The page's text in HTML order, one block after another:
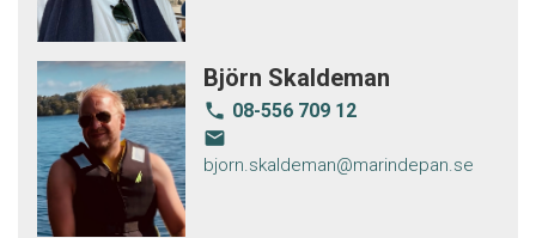
Björn Skaldeman
local_phone 08-556 709 12
email
bjorn.skaldeman@marindepan.se